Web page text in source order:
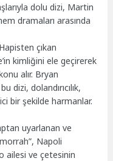
dolu dizi, Martin
dramaları arasında
Hapisten çıkan
kimliğini ele geçirerek
alır. Bryan
dizi, dolandırıcılık,
bir şekilde harmanlar.
uyarlanan ve
Napoli
ailesi ve çetesinin